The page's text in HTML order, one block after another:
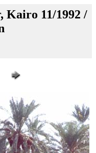
Kairo 11/1992 /